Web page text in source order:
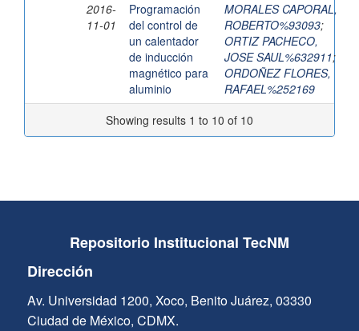
2016-
11-01
Programación
del control de
un calentador
de inducción
magnético para
aluminio
MORALES CAPORAL,
ROBERTO%93093;
ORTIZ PACHECO,
JOSE SAUL%632911;
ORDOÑEZ FLORES,
RAFAEL%252169
Showing results 1 to 10 of 10
Repositorio Institucional TecNM
Dirección
Av. Universidad 1200, Xoco, Benito Juárez, 03330
Ciudad de México, CDMX.